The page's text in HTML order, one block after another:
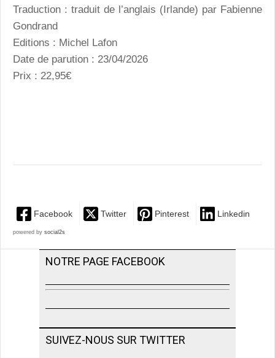
Traduction : traduit de l’anglais (Irlande) par Fabienne
Gondrand
Editions : Michel Lafon
Date de parution : 23/04/2026
Prix : 22,95€
Facebook Twitter Pinterest Linkedin
powered by social2s
NOTRE PAGE FACEBOOK
SUIVEZ-NOUS SUR TWITTER